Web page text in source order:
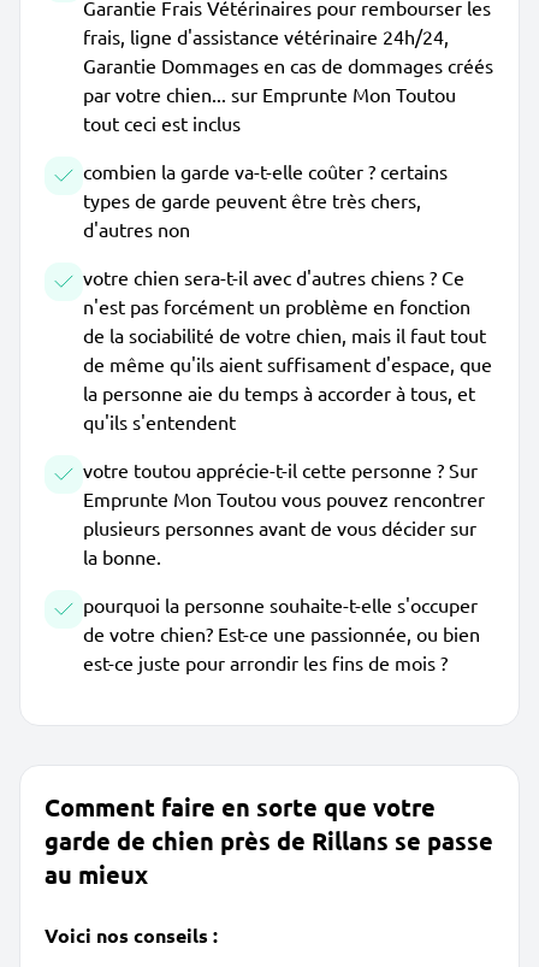
Garantie Frais Vétérinaires pour rembourser les
frais, ligne d'assistance vétérinaire 24h/24,
Garantie Dommages en cas de dommages créés
par votre chien... sur Emprunte Mon Toutou
tout ceci est inclus
combien la garde va-t-elle coûter ? certains
types de garde peuvent être très chers,
d'autres non
votre chien sera-t-il avec d'autres chiens ? Ce
n'est pas forcément un problème en fonction
de la sociabilité de votre chien, mais il faut tout
de même qu'ils aient suffisament d'espace, que
la personne aie du temps à accorder à tous, et
qu'ils s'entendent
votre toutou apprécie-t-il cette personne ? Sur
Emprunte Mon Toutou vous pouvez rencontrer
plusieurs personnes avant de vous décider sur
la bonne.
pourquoi la personne souhaite-t-elle s'occuper
de votre chien? Est-ce une passionnée, ou bien
est-ce juste pour arrondir les fins de mois ?
Comment faire en sorte que votre
garde de chien près de Rillans se passe
au mieux
Voici nos conseils :